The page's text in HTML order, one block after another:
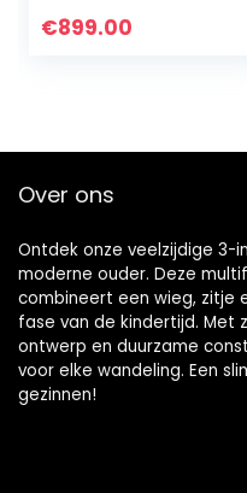
Reiswieg, in Één
€899.00
Over ons
Ontdek onze veelzijdige 3-
moderne ouder. Deze
combineert een wieg, zitje
fase van de kindertijd. Met
ontwerp en duurzame
voor elke wandeling. Een
gezinnen!